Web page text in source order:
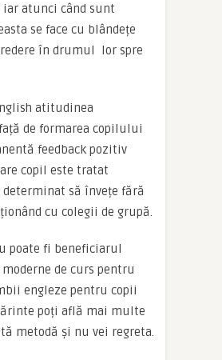
atunci când sunt
se face cu blândețe
în drumul lor spre
atitudinea
de formarea copilului
feedback pozitiv
copil este tratat
să învețe fără
cu colegii de grupă.
poate fi beneficiarul
de curs pentru
engleze pentru copii
poți află mai multe
metodă și nu vei regreta.